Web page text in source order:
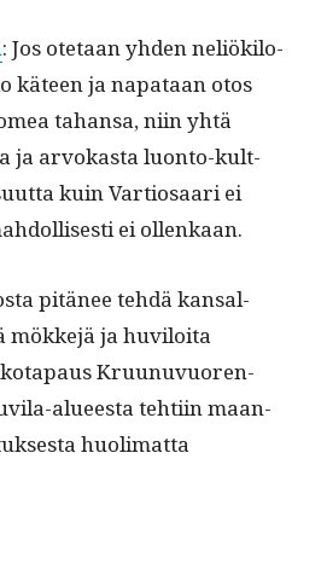
: Jos ote­taan yhden neliök­ilo­
käteen ja nap­ataan otos
tahansa, niin yhtä
ja arvokas­ta luon­to-kult­
kuin Var­tiosaari ei
ei ollenkaan.
pitänee tehdä kansal­
mökke­jä ja huviloi­ta
Kru­unuvuoren­
alueesta tehti­in maan­
huoli­mat­ta